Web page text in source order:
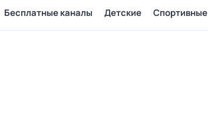
Бесплатные каналы Детские Спортивные